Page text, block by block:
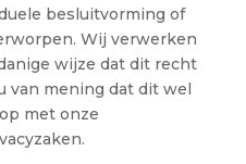
besluitvorming of
Wij verwerken
wijze dat dit recht
van mening dat dit wel
met onze